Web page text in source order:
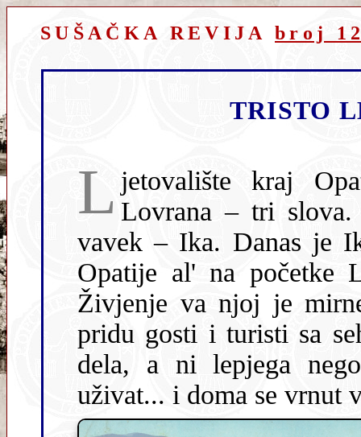
SUŠAČKA REVIJA broj
TRISTO
L jetovalište kraj
Lovrana – tri
vavek – Ika. Danas je
Opatije al' na početke
Živjenje va njoj je
pridu gosti i turisti sa
dela, a ni lepjega
uživat... i doma se vrnut